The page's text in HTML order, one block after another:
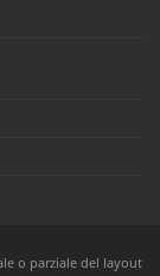
o parziale del layout